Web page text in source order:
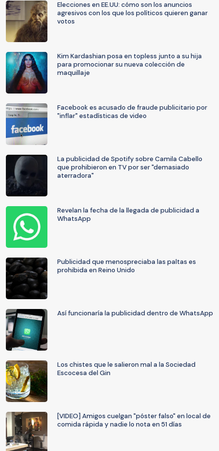
Elecciones en EE.UU: cómo son los anuncios
agresivos con los que los políticos quieren ganar
votos
Kim Kardashian posa en topless junto a su hija
para promocionar su nueva colección de
maquillaje
Facebook es acusado de fraude publicitario por
"inflar" estadísticas de video
La publicidad de Spotify sobre Camila Cabello
que prohibieron en TV por ser "demasiado
aterradora"
Revelan la fecha de la llegada de publicidad a
WhatsApp
Publicidad que menospreciaba las paltas es
prohibida en Reino Unido
Así funcionaría la publicidad dentro de WhatsApp
Los chistes que le salieron mal a la Sociedad
Escocesa del Gin
[VIDEO] Amigos cuelgan "póster falso" en local de
comida rápida y nadie lo nota en 51 días